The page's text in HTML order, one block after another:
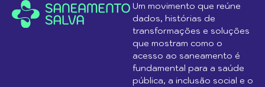
Um movimento que reúne
dados, histórias de
transformações e soluções
que mostram como o
acesso ao saneamento é
fundamental para a saúde
pública, a inclusão social e o